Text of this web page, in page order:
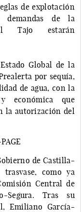
de explotación
demandas de la
Tajo estarán
Global de la
por sequía,
de agua, con la
económica que
la autorización del
de Castilla-
como ya
Central de
Segura. Tras su
Emiliano García-